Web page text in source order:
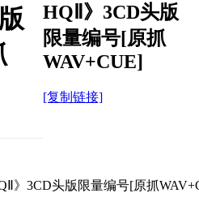
HQⅡ》3CD头版
限量编号[原抓
WAV+CUE]
[复制链接]
》3CD头版限量编号[原抓